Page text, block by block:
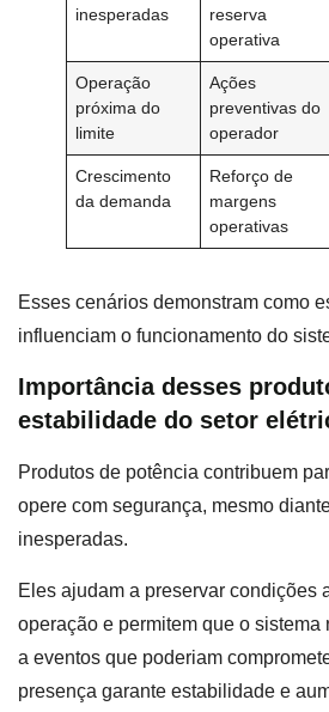
inesperadas
reserva
operativa
Operação
próxima do
limite
Ações
preventivas do
operador
Crescimento
da demanda
Reforço de
margens
operativas
Esses cenários demonstram como
influenciam o funcionamento do
Importância desses
estabilidade do setor
Produtos de potência contribuem
opere com segurança, mesmo
inesperadas.
Eles ajudam a preservar condições
operação e permitem que o sistema
a eventos que poderiam
presença garante estabilidade e